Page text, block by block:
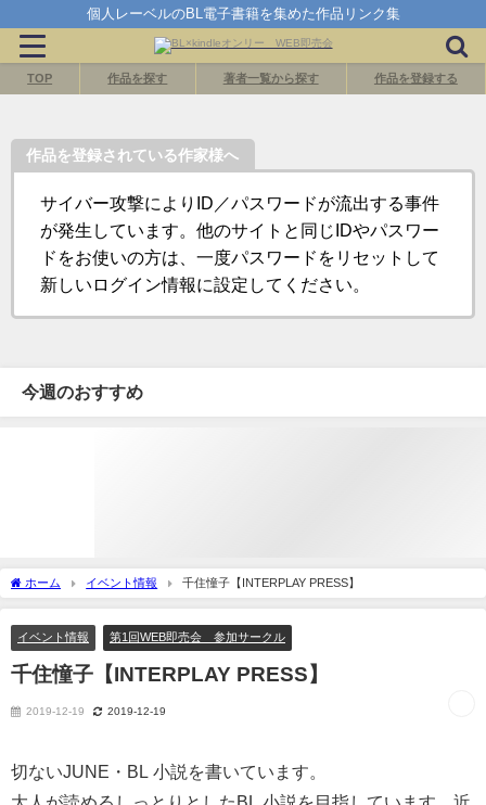
個人レーベルのBL電子書籍を集めた作品リンク集
TOP 作品を探す 著者一覧から探す 作品を登録する
作品を登録されている作家様へ
サイバー攻撃によりID／パスワードが流出する事件
が発生しています。他のサイトと同じIDやパスワー
ドをお使いの方は、一度パスワードをリセットして
新しいログイン情報に設定してください。
今週のおすすめ
ホーム イベント情報 千住憧子【INTERPLAY PRESS】
イベント情報 第1回WEB即売会 参加サークル
千住憧子【INTERPLAY PRESS】
2019-12-19 2019-12-19
切ないJUNE・BL 小説を書いています。